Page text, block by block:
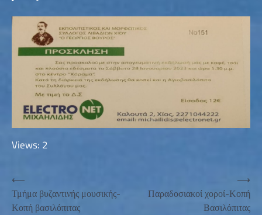
Views: 2
Πλοήγηση
άρθρων
⟵
Τμήμα βυζαντινής μουσικής-
Κοπή βασιλόπιτας
Παραδοσιακοί χοροί-Κοπή
Βασιλόπιτας
⟶